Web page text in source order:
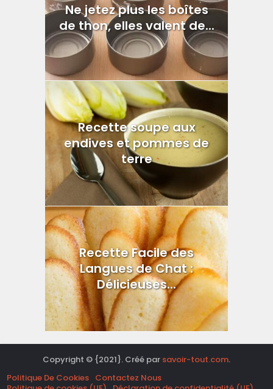
Ne jetez plus les boîtes
de thon, elles valent de...
Recette soupe aux
endives et pommes de
terre
Recette Facile des
Langues de Chat :
Délicieuses...
Copyright © {2021}. Créé par savoir-tout.com.
Politique De Cookies Contactez Nous